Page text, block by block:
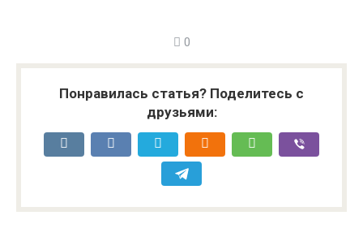
0
Понравилась статья? Поделитесь с
друзьями: